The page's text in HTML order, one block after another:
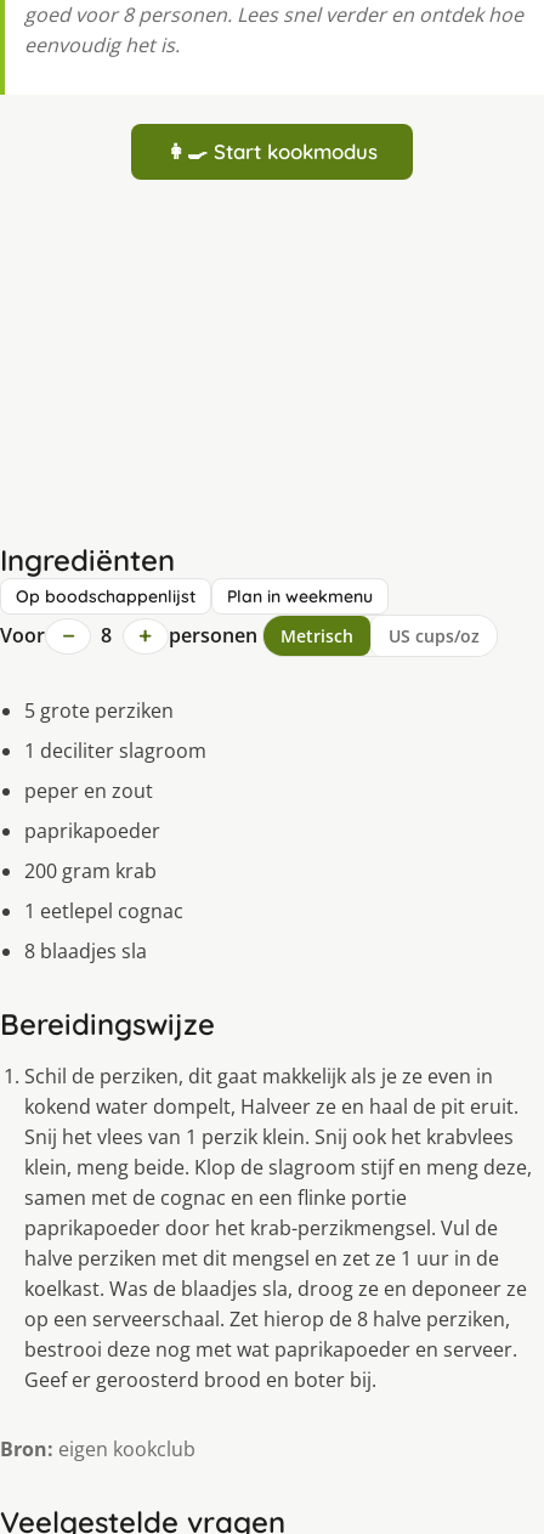
goed voor 8 personen. Lees snel verder en ontdek hoe
eenvoudig het is.
👩‍🍳 Start kookmodus
Ingrediënten
Op boodschappenlijst Plan in weekmenu
Voor − 8 + personen Metrisch US cups/oz
5 grote perziken
1 deciliter slagroom
peper en zout
paprikapoeder
200 gram krab
1 eetlepel cognac
8 blaadjes sla
Bereidingswijze
Schil de perziken, dit gaat makkelijk als je ze even in
kokend water dompelt, Halveer ze en haal de pit eruit.
Snij het vlees van 1 perzik klein. Snij ook het krabvlees
klein, meng beide. Klop de slagroom stijf en meng deze,
samen met de cognac en een flinke portie
paprikapoeder door het krab-perzikmengsel. Vul de
halve perziken met dit mengsel en zet ze 1 uur in de
koelkast. Was de blaadjes sla, droog ze en deponeer ze
op een serveerschaal. Zet hierop de 8 halve perziken,
bestrooi deze nog met wat paprikapoeder en serveer.
Geef er geroosterd brood en boter bij.
Bron: eigen kookclub
Veelgestelde vragen